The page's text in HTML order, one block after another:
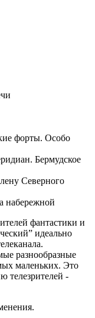
форты. Особо
Бермудское
Северного
набережной
фантастики и
идеально
разнообразные
маленьких. Это
телезрителей -